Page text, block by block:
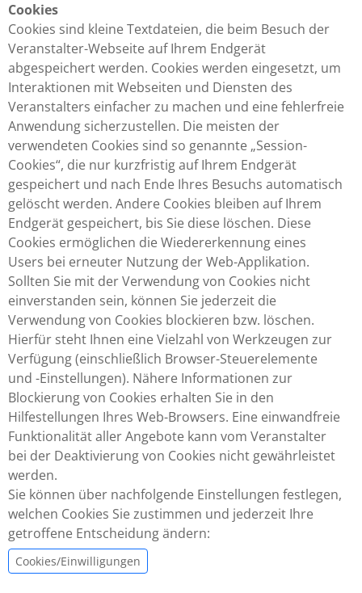
Cookies
Cookies sind kleine Textdateien, die beim Besuch der
Veranstalter-Webseite auf Ihrem Endgerät
abgespeichert werden. Cookies werden eingesetzt, um
Interaktionen mit Webseiten und Diensten des
Veranstalters einfacher zu machen und eine fehlerfreie
Anwendung sicherzustellen. Die meisten der
verwendeten Cookies sind so genannte „Session-
Cookies“, die nur kurzfristig auf Ihrem Endgerät
gespeichert und nach Ende Ihres Besuchs automatisch
gelöscht werden. Andere Cookies bleiben auf Ihrem
Endgerät gespeichert, bis Sie diese löschen. Diese
Cookies ermöglichen die Wiedererkennung eines
Users bei erneuter Nutzung der Web-Applikation.
Sollten Sie mit der Verwendung von Cookies nicht
einverstanden sein, können Sie jederzeit die
Verwendung von Cookies blockieren bzw. löschen.
Hierfür steht Ihnen eine Vielzahl von Werkzeugen zur
Verfügung (einschließlich Browser-Steuerelemente
und -Einstellungen). Nähere Informationen zur
Blockierung von Cookies erhalten Sie in den
Hilfestellungen Ihres Web-Browsers. Eine einwandfreie
Funktionalität aller Angebote kann vom Veranstalter
bei der Deaktivierung von Cookies nicht gewährleistet
werden.
Sie können über nachfolgende Einstellungen festlegen,
welchen Cookies Sie zustimmen und jederzeit Ihre
getroffene Entscheidung ändern:
Cookies/Einwilligungen